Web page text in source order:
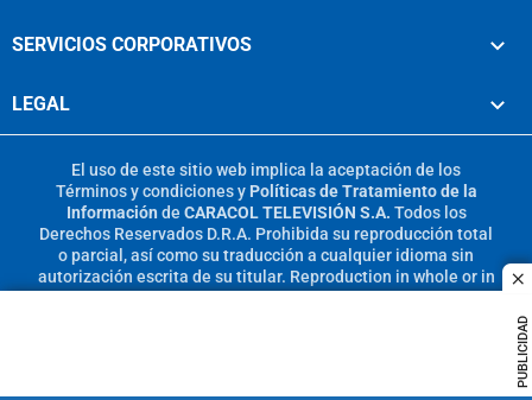
PUBLICIDAD
SERVICIOS CORPORATIVOS
LEGAL
El uso de este sitio web implica la aceptación de los
Términos y condicionesy Políticas de Tratamiento de la
Información de CARACOL TELEVISIÓN S.A. Todos los
Derechos Reservados D.R.A. Prohibida su reproducción total
o parcial, así como su traducción a cualquier idioma sin
autorización escrita de su titular. Reproduction in whole or in